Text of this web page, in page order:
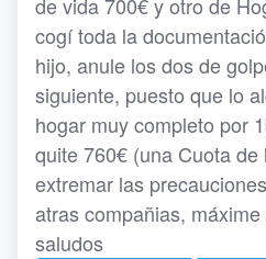
de vida 700€ y otro de
cogí toda la
hijo, anule los dos de
siguiente, puesto que lo
hogar muy completo por
quite 760€ (una Cuota
extremar las
atras compañias,
saludos